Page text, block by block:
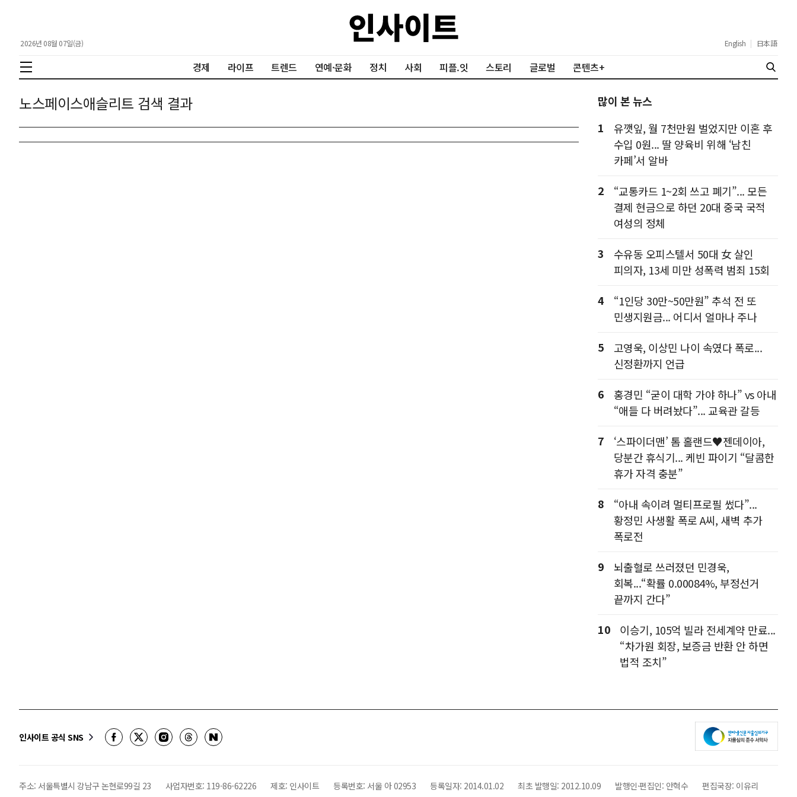
2026년 08월 07일(금) English | 日本語
경제 라이프 트렌드 연예·문화 정치 사회 피플.잇 스토리 글로벌 콘텐츠+
노스페이스애슬리트 검색 결과
많이 본 뉴스
1
유깻잎, 월 7천만원 벌었지만 이혼 후
수입 0원... 딸 양육비 위해 ‘남친
카페’서 알바
2
“교통카드 1~2회 쓰고 폐기”... 모든
결제 현금으로 하던 20대 중국 국적
여성의 정체
3
수유동 오피스텔서 50대 女 살인
피의자, 13세 미만 성폭력 범죄 15회
4
“1인당 30만~50만원” 추석 전 또
민생지원금... 어디서 얼마나 주나
5
고영욱, 이상민 나이 속였다 폭로...
신정환까지 언급
6
홍경민 “굳이 대학 가야 하나” vs 아내
“애들 다 버려놨다”... 교육관 갈등
7
‘스파이더맨’ 톰 홀랜드♥젠데이아,
당분간 휴식기... 케빈 파이기 “달콤한
휴가 자격 충분”
8
“아내 속이려 멀티프로필 썼다”...
황정민 사생활 폭로 A씨, 새벽 추가
폭로전
9
뇌출혈로 쓰러졌던 민경욱,
회복...“확률 0.00084%, 부정선거
끝까지 간다”
10
이승기, 105억 빌라 전세계약 만료...
“차가원 회장, 보증금 반환 안 하면
법적 조치”
인사이트 공식 SNS
주소: 서울특별시 강남구 논현로99길 23 사업자번호: 119-86-62226 제호: 인사이트 등록번호: 서울 아 02953 등록일자: 2014.01.02 최초 발행일: 2012.10.09 발행인·편집인: 안혁수 편집국장: 이유리